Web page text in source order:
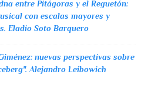
entre Pitágoras y el Reguetón:
con escalas mayores y
Eladio Soto Barquero
nuevas perspectivas sobre
Alejandro Leibowich